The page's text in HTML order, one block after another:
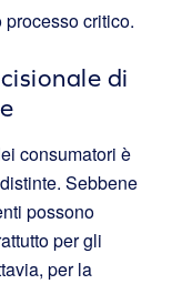
critico.
di
consumatori è
Sebbene
possono
per gli
per la